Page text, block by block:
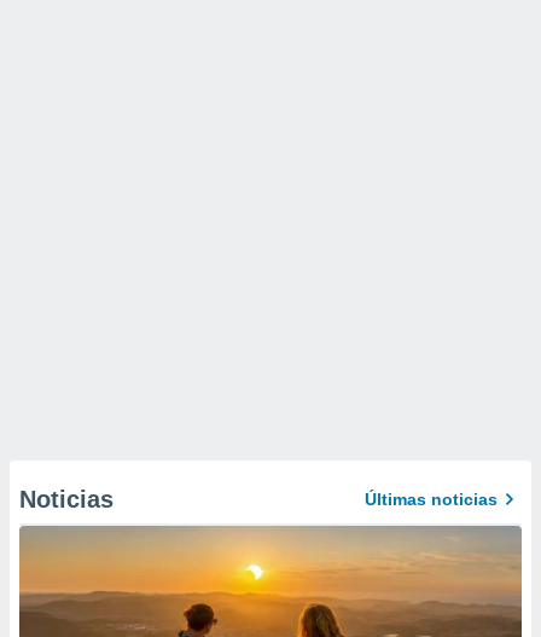
Noticias Últimas noticias